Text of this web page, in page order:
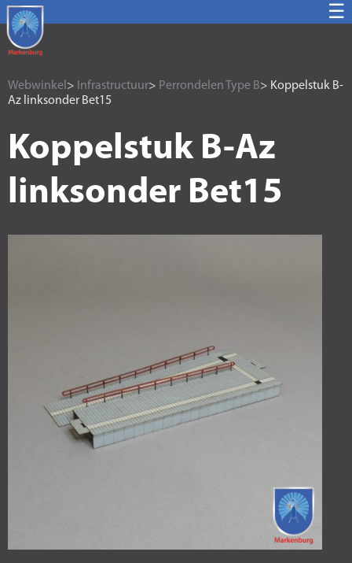
☰
Webwinkel > Infrastructuur> Perrondelen Type B> Koppelstuk B-
Az linksonder Bet15
Koppelstuk B-Az
linksonder Bet15